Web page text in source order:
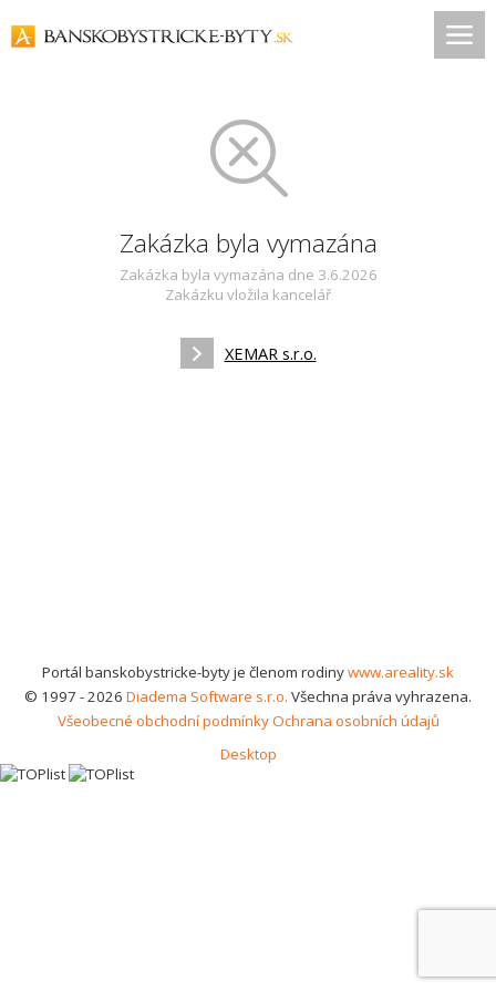
Zakázka byla vymazána
Zakázka byla vymazána dne 3.6.2026
Zakázku vložila kancelář
XEMAR s.r.o.
Portál banskobystricke-byty je členom rodinywww.areality.sk
© 1997 - 2026 Diadema Software s.r.o. Všechna práva vyhrazena.
Všeobecné obchodní podmínkyOchrana osobních údajů
Desktop